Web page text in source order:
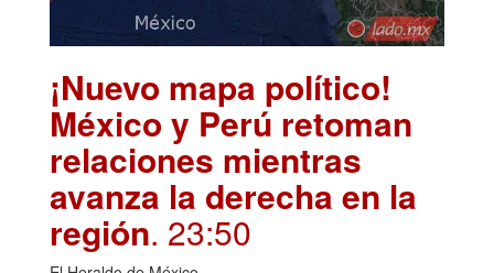
¡Nuevo mapa político!
México y Perú retoman
relaciones mientras
avanza la derecha en la
región. 23:50